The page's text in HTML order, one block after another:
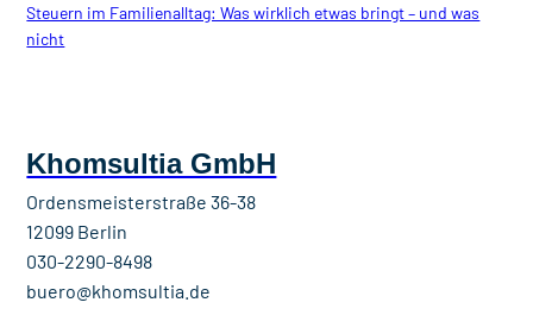
Steuern im Familienalltag: Was wirklich etwas bringt – und was
nicht
Khomsultia GmbH
Ordensmeisterstraße 36-38
12099 Berlin
030-2290-8498
buero@khomsultia.de